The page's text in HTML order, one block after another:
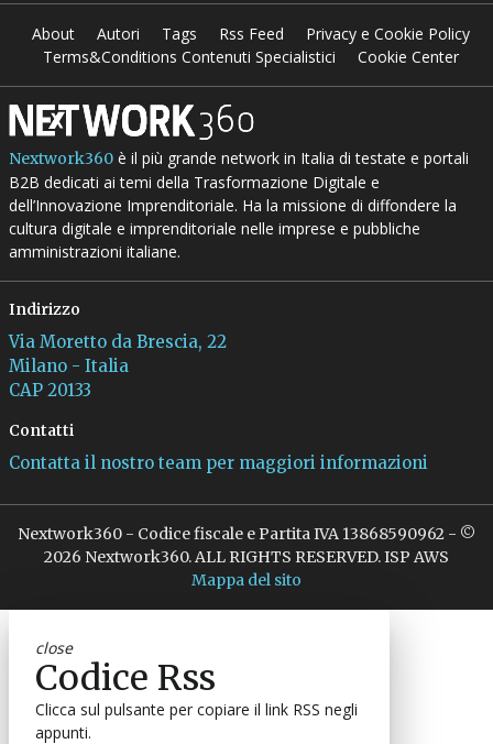
About Autori Tags Rss Feed
Privacy e Cookie Policy
Terms&Conditions Contenuti Specialistici
Cookie Center
Nextwork360è il più grande network in Italia di testate e portali
B2B dedicati ai temi della Trasformazione Digitale e
dell’Innovazione Imprenditoriale. Ha la missione di diffondere la
cultura digitale e imprenditoriale nelle imprese e pubbliche
amministrazioni italiane.
Indirizzo
Via Moretto da Brescia, 22
Milano - Italia
CAP 20133
Contatti
Contatta il nostro team per maggiori informazioni
Nextwork360 - Codice fiscale e Partita IVA 13868590962 - ©
2026 Nextwork360. ALL RIGHTS RESERVED. ISP AWS
Mappa del sito
close
Codice Rss
Clicca sul pulsante per copiare il link RSS negli
appunti.